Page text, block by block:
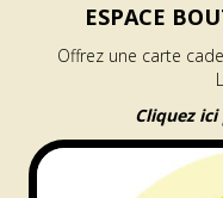
ESPACE
Offrez une carte
Cliquez